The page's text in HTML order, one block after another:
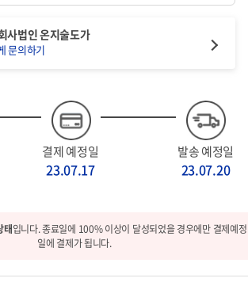
결제 예정일
23.07.17
발송 예정일
23.07.20
사법인 온지술도가
문의하기
태입니다. 종료일에 100% 이상이 달성되었을 경우에만 결제예정
일에 결제가 됩니다.